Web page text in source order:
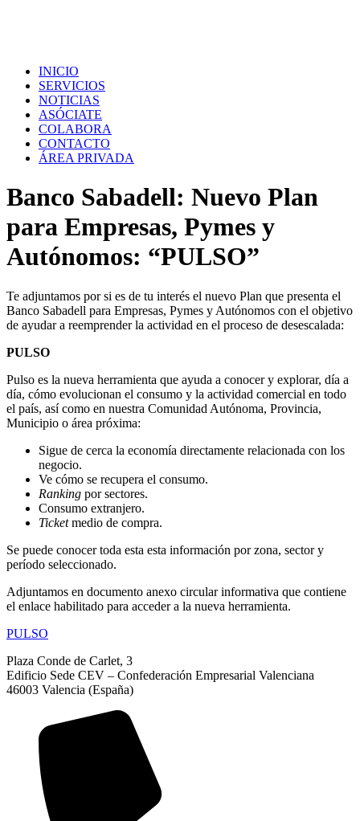
INICIO
SERVICIOS
NOTICIAS
ASÓCIATE
COLABORA
CONTACTO
ÁREA PRIVADA
Banco Sabadell: Nuevo Plan
para Empresas, Pymes y
Autónomos: “PULSO”
Te adjuntamos por si es de tu interés el nuevo Plan que presenta el
Banco Sabadell para Empresas, Pymes y Autónomos con el objetivo
de ayudar a reemprender la actividad en el proceso de desescalada:
PULSO
Pulso es la nueva herramienta que ayuda a conocer y explorar, día a
día, cómo evolucionan el consumo y la actividad comercial en todo
el país, así como en nuestra Comunidad Autónoma, Provincia,
Municipio o área próxima:
Sigue de cerca la economía directamente relacionada con los
negocio.
Ve cómo se recupera el consumo.
Ranking por sectores.
Consumo extranjero.
Ticketmedio de compra.
Se puede conocer toda esta esta información por zona, sector y
período seleccionado.
Adjuntamos en documento anexo circular informativa que contiene
el enlace habilitado para acceder a la nueva herramienta.
PULSO
Plaza Conde de Carlet, 3
Edificio Sede CEV – Confederación Empresarial Valenciana
46003 Valencia (España)